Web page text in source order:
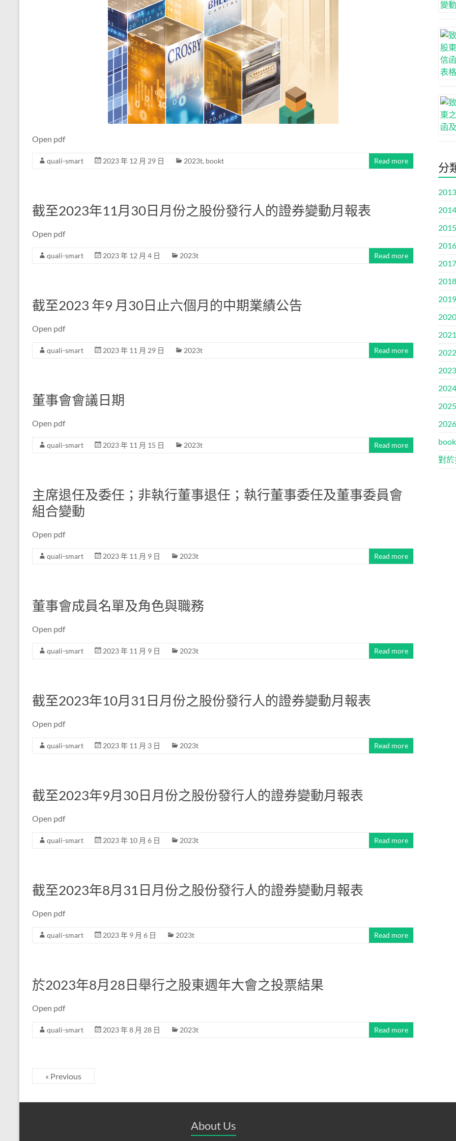
Open pdf
quali-smart 2023 年 12 月 29 日 2023t, bookt Read more
截至2023年11月30日月份之股份發行人的證券變動月報表
Open pdf
quali-smart 2023 年 12 月 4 日 2023t Read more
截至2023 年9 月30日止六個月的中期業績公告
Open pdf
quali-smart 2023 年 11 月 29 日 2023t Read more
董事會會議日期
Open pdf
quali-smart 2023 年 11 月 15 日 2023t Read more
主席退任及委任；非執行董事退任；執行董事委任及董事委員會
組合變動
Open pdf
quali-smart 2023 年 11 月 9 日 2023t Read more
董事會成員名單及角色與職務
Open pdf
quali-smart 2023 年 11 月 9 日 2023t Read more
截至2023年10月31日月份之股份發行人的證券變動月報表
Open pdf
quali-smart 2023 年 11 月 3 日 2023t Read more
截至2023年9月30日月份之股份發行人的證券變動月報表
Open pdf
quali-smart 2023 年 10 月 6 日 2023t Read more
截至2023年8月31日月份之股份發行人的證券變動月報表
Open pdf
quali-smart 2023 年 9 月 6 日 2023t Read more
於2023年8月28日舉行之股東週年大會之投票結果
Open pdf
quali-smart 2023 年 8 月 28 日 2023t Read more
« Previous
分
對
About Us